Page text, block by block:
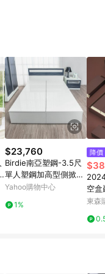
點數計算將排除訂
由康達盛通生活
定期推出精選、
$23,760
Birdie南亞塑鋼-3.5尺
單人塑鋼加高型側掀收
納床底(不含床頭片)(白
Yahoo購物中心
1%
降價
空盒
袍高
東森